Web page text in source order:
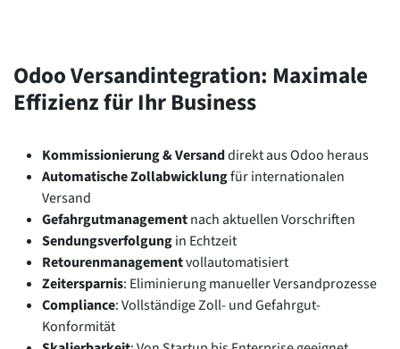
Odoo Versandintegration: Maximale
Effizienz für Ihr Business
Kommissionierung & Versanddirekt aus Odoo heraus
Automatische Zollabwicklungfür internationalen
Versand
Gefahrgutmanagementnach aktuellen Vorschriften
Sendungsverfolgungin Echtzeit
Retourenmanagementvollautomatisiert
Zeitersparnis: Eliminierung manueller Versandprozesse
Compliance: Vollständige Zoll- und Gefahrgut-
Konformität